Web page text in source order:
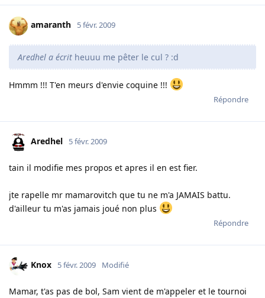
amaranth 5 févr. 2009
Aredhel a écrit heuuu me pêter le cul ? :d
Hmmm !!! T'en meurs d'envie coquine !!!
Répondre
Aredhel 5 févr. 2009
tain il modifie mes propos et apres il en est fier.
jte rapelle mr mamarovitch que tu ne m'a JAMAIS battu.
d'ailleur tu m'as jamais joué non plus
Répondre
Knox 5 févr. 2009 Modifié
Mamar, t'as pas de bol, Sam vient de m'appeler et le tournoi